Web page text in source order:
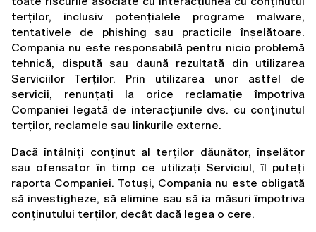
terților, inclusiv potențialele programe malware,
tentativele de phishing sau practicile înșelătoare.
Compania nu este responsabilă pentru nicio problemă
tehnică, dispută sau daună rezultată din utilizarea
Serviciilor Terților. Prin utilizarea unor astfel de
servicii, renunțați la orice reclamație împotriva
Companiei legată de interacțiunile dvs. cu conținutul
terților, reclamele sau linkurile externe.
Dacă întâlniți conținut al terților dăunător, înșelător
sau ofensator în timp ce utilizați Serviciul, îl puteți
raporta Companiei. Totuși, Compania nu este obligată
să investigheze, să elimine sau să ia măsuri împotriva
conținutului terților, decât dacă legea o cere.